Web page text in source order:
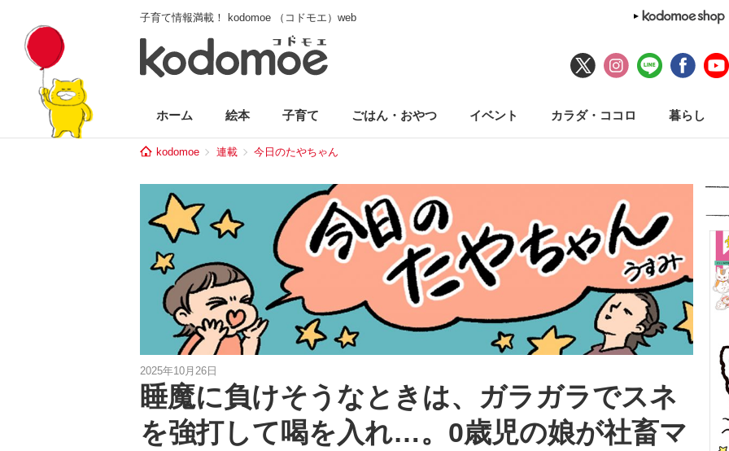
子育て情報満載！ kodomoe （コドモエ）web
ホーム 絵本 子育て ごはん・おやつ イベント カラダ・ココロ 暮らし
kodomoe 連載 今日のたやちゃん
2025年10月26日
睡魔に負けそうなときは、ガラガラでスネ
を強打して喝を入れ…。0歳児の娘が社畜マ